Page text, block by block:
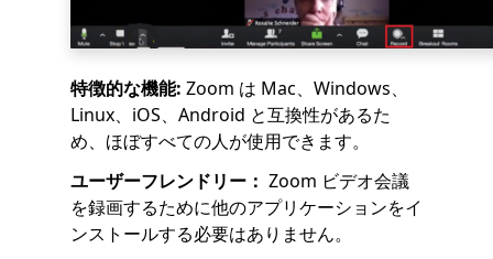
特徴的な機能: Zoom は Mac、Windows、
Linux、iOS、Android と互換性があるた
め、ほぼすべての人が使用できます。
ユーザーフレンドリー： Zoom ビデオ会議
を録画するために他のアプリケーションをイ
ンストールする必要はありません。